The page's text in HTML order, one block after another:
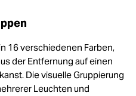
16 verschiedenen Farben,
der Entfernung auf einen
Die visuelle Gruppierung
Leuchten und